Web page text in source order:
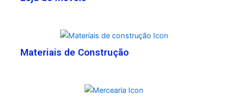
Materiais de Construção